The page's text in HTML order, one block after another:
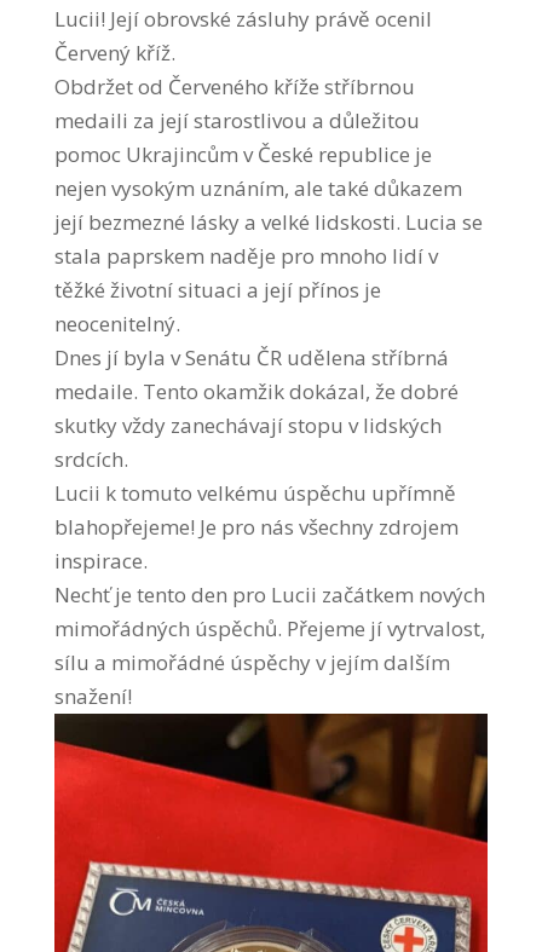
Lucii! Její obrovské zásluhy právě ocenil
Červený kříž.
Obdržet od Červeného kříže stříbrnou
medaili za její starostlivou a důležitou
pomoc Ukrajincům v České republice je
nejen vysokým uznáním, ale také důkazem
její bezmezné lásky a velké lidskosti. Lucia se
stala paprskem naděje pro mnoho lidí v
těžké životní situaci a její přínos je
neocenitelný.
Dnes jí byla v Senátu ČR udělena stříbrná
medaile. Tento okamžik dokázal, že dobré
skutky vždy zanechávají stopu v lidských
srdcích.
Lucii k tomuto velkému úspěchu upřímně
blahopřejeme! Je pro nás všechny zdrojem
inspirace.
Nechť je tento den pro Lucii začátkem nových
mimořádných úspěchů. Přejeme jí vytrvalost,
sílu a mimořádné úspěchy v jejím dalším
snažení!